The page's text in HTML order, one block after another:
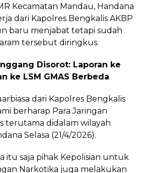
Kecamatan Mandau, Handana
dari Kapolres Bengkalis AKBP
baru menjabat tetapi sudah
tersebut diringkus.
Disorot: Laporan ke
ke LSM GMAS Berbeda
dari Kapolres Bengkalis
berharap Para Jaringan
terutama didalam wilayah
Selasa (21/4/2026).
itu saja pihak Kepolisian untuk
Narkotika juga melakukan